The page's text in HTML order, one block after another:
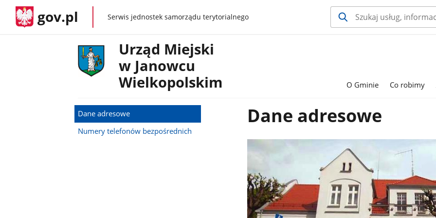
gov.pl gov.plSerwis jednostek samorządu terytorialnego
Urząd Miejski
w Janowcu
Wielkopolskim
O Gminie Co robimy
Dane adresowe
Numery telefonów bezpośrednich
Dane adresowe